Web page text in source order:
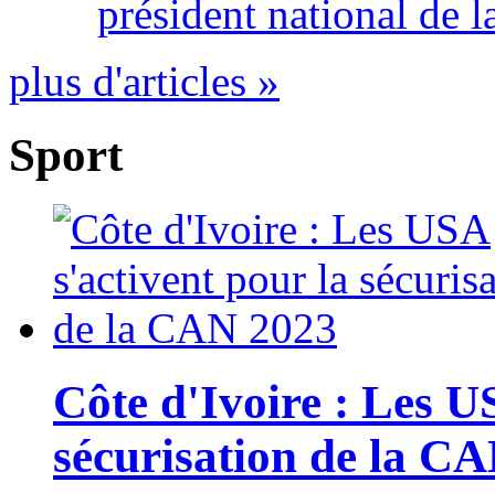
président national de
plus d'articles »
Sport
Côte d'Ivoire : Les
sécurisation de la